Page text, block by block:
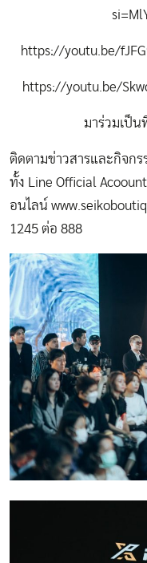
https://youtu.be/
https://youtu.be/
มาร่วมเป็น
ติดตามข่าวสารและกิจก
ทั้ง Line Official
อนไลน์
1245 ต่อ 888